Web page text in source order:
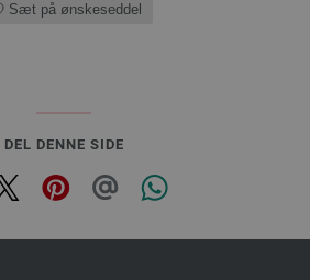
Sæt på ønskeseddel
DEL DENNE SIDE